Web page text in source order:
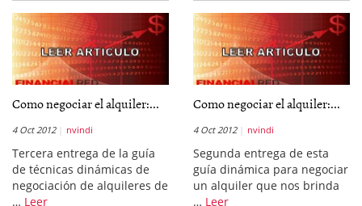
Como negociar el alquiler:...
4 Oct 2012 nvindi
Tercera entrega de la guía
de técnicas dinámicas de
negociación de alquileres de
… Leer
Como negociar el alquiler:...
4 Oct 2012 nvindi
Segunda entrega de esta
guía dinámica para negociar
un alquiler que nos brinda
… Leer